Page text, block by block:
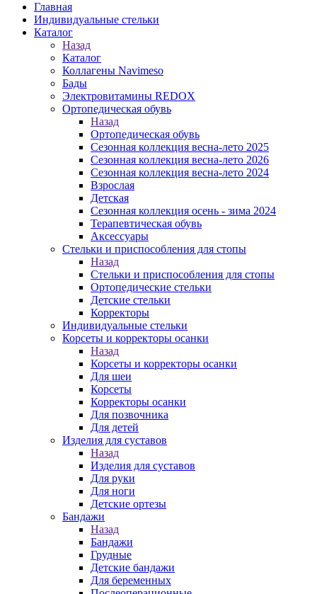
Главная
Индивидуальные стельки
Каталог
Назад
Каталог
Коллагены Navimeso
Бады
Электровитамины REDOX
Ортопедическая обувь
Назад
Ортопедическая обувь
Сезонная коллекция весна-лето 2025
Сезонная коллекция весна-лето 2026
Сезонная коллекция весна-лето 2024
Взрослая
Детская
Сезонная коллекция осень - зима 2024
Терапевтическая обувь
Аксессуары
Стельки и приспособления для стопы
Назад
Стельки и приспособления для стопы
Ортопедические стельки
Детские стельки
Корректоры
Индивидуальные стельки
Корсеты и корректоры осанки
Назад
Корсеты и корректоры осанки
Для шеи
Корсеты
Корректоры осанки
Для позвочника
Для детей
Изделия для суставов
Назад
Изделия для суставов
Для руки
Для ноги
Детские ортезы
Бандажи
Назад
Бандажи
Грудные
Детские бандажи
Для беременных